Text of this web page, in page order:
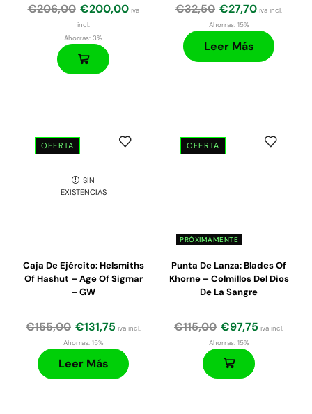
€206,00 €200,00 iva
incl.
Ahorras: 3%
€32,50 €27,70 iva incl.
Ahorras:15%
Leer Más
OFERTA
SIN
EXISTENCIAS
Caja De Ejército: Helsmiths
Of Hashut – Age Of Sigmar
– GW
€155,00 €131,75 iva incl.
Ahorras:15%
Leer Más
OFERTA
Punta De Lanza: Blades Of
Khorne – Colmillos Del Dios
De La Sangre
€115,00 €97,75 iva incl.
Ahorras:15%
PRÓXIMAMENTE